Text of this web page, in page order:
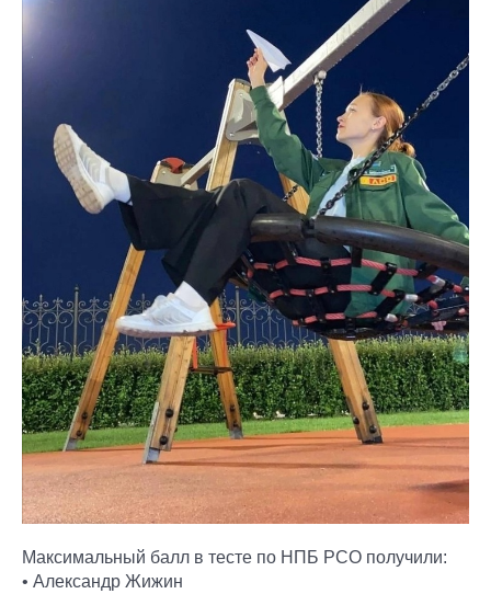
Максимальный балл в тесте по НПБ РСО получили:
• Александр Жижин